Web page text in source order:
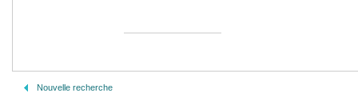
Nouvelle recherche